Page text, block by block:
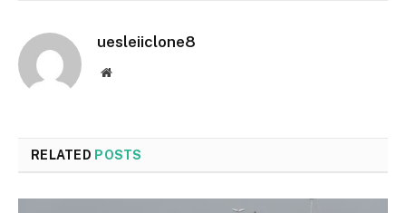
uesleiiclone8
Website
RELATED POSTS